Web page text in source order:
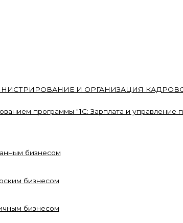
И ОРГАНИЗАЦИЯ
программы "1С: Зарплата и управление
бизнесом
бизнесом
бизнесом